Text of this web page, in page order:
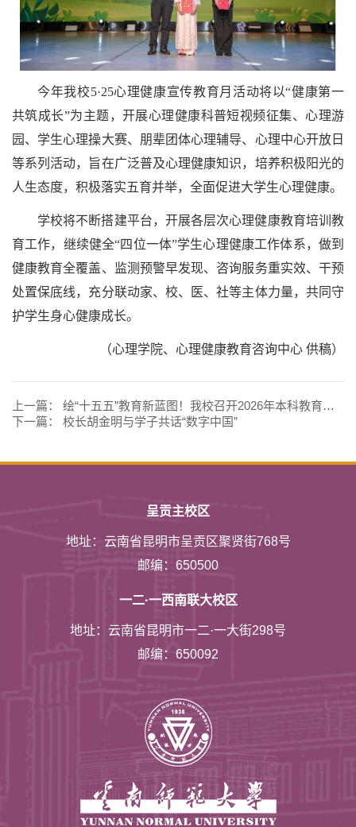
今年我校5·25心理健康宣传教育月活动将以“健康第一
共筑成长”为主题，开展心理健康科普短视频征集、心理游
园、学生心理操大赛、朋辈团体心理辅导、心理中心开放日
等系列活动，旨在广泛普及心理健康知识，培养积极阳光的
人生态度，积极落实五育并举，全面促进大学生心理健康。
学校将不断搭建平台，开展各层次心理健康教育培训教
育工作，继续健全“四位一体”学生心理健康工作体系，做到
健康教育全覆盖、监测预警早发现、咨询服务重实效、干预
处置保底线，充分联动家、校、医、社等主体力量，共同守
护学生身心健康成长。
（心理学院、心理健康教育咨询中心 供稿）
上一篇： 绘“十五五”教育新蓝图！我校召开2026年本科教育教学大会
下一篇： 校长胡金明与学子共话“数字中国”
呈贡主校区
地址：云南省昆明市呈贡区聚贤街768号
邮编：650500
一二·一西南联大校区
地址：云南省昆明市一二·一大街298号
邮编：650092